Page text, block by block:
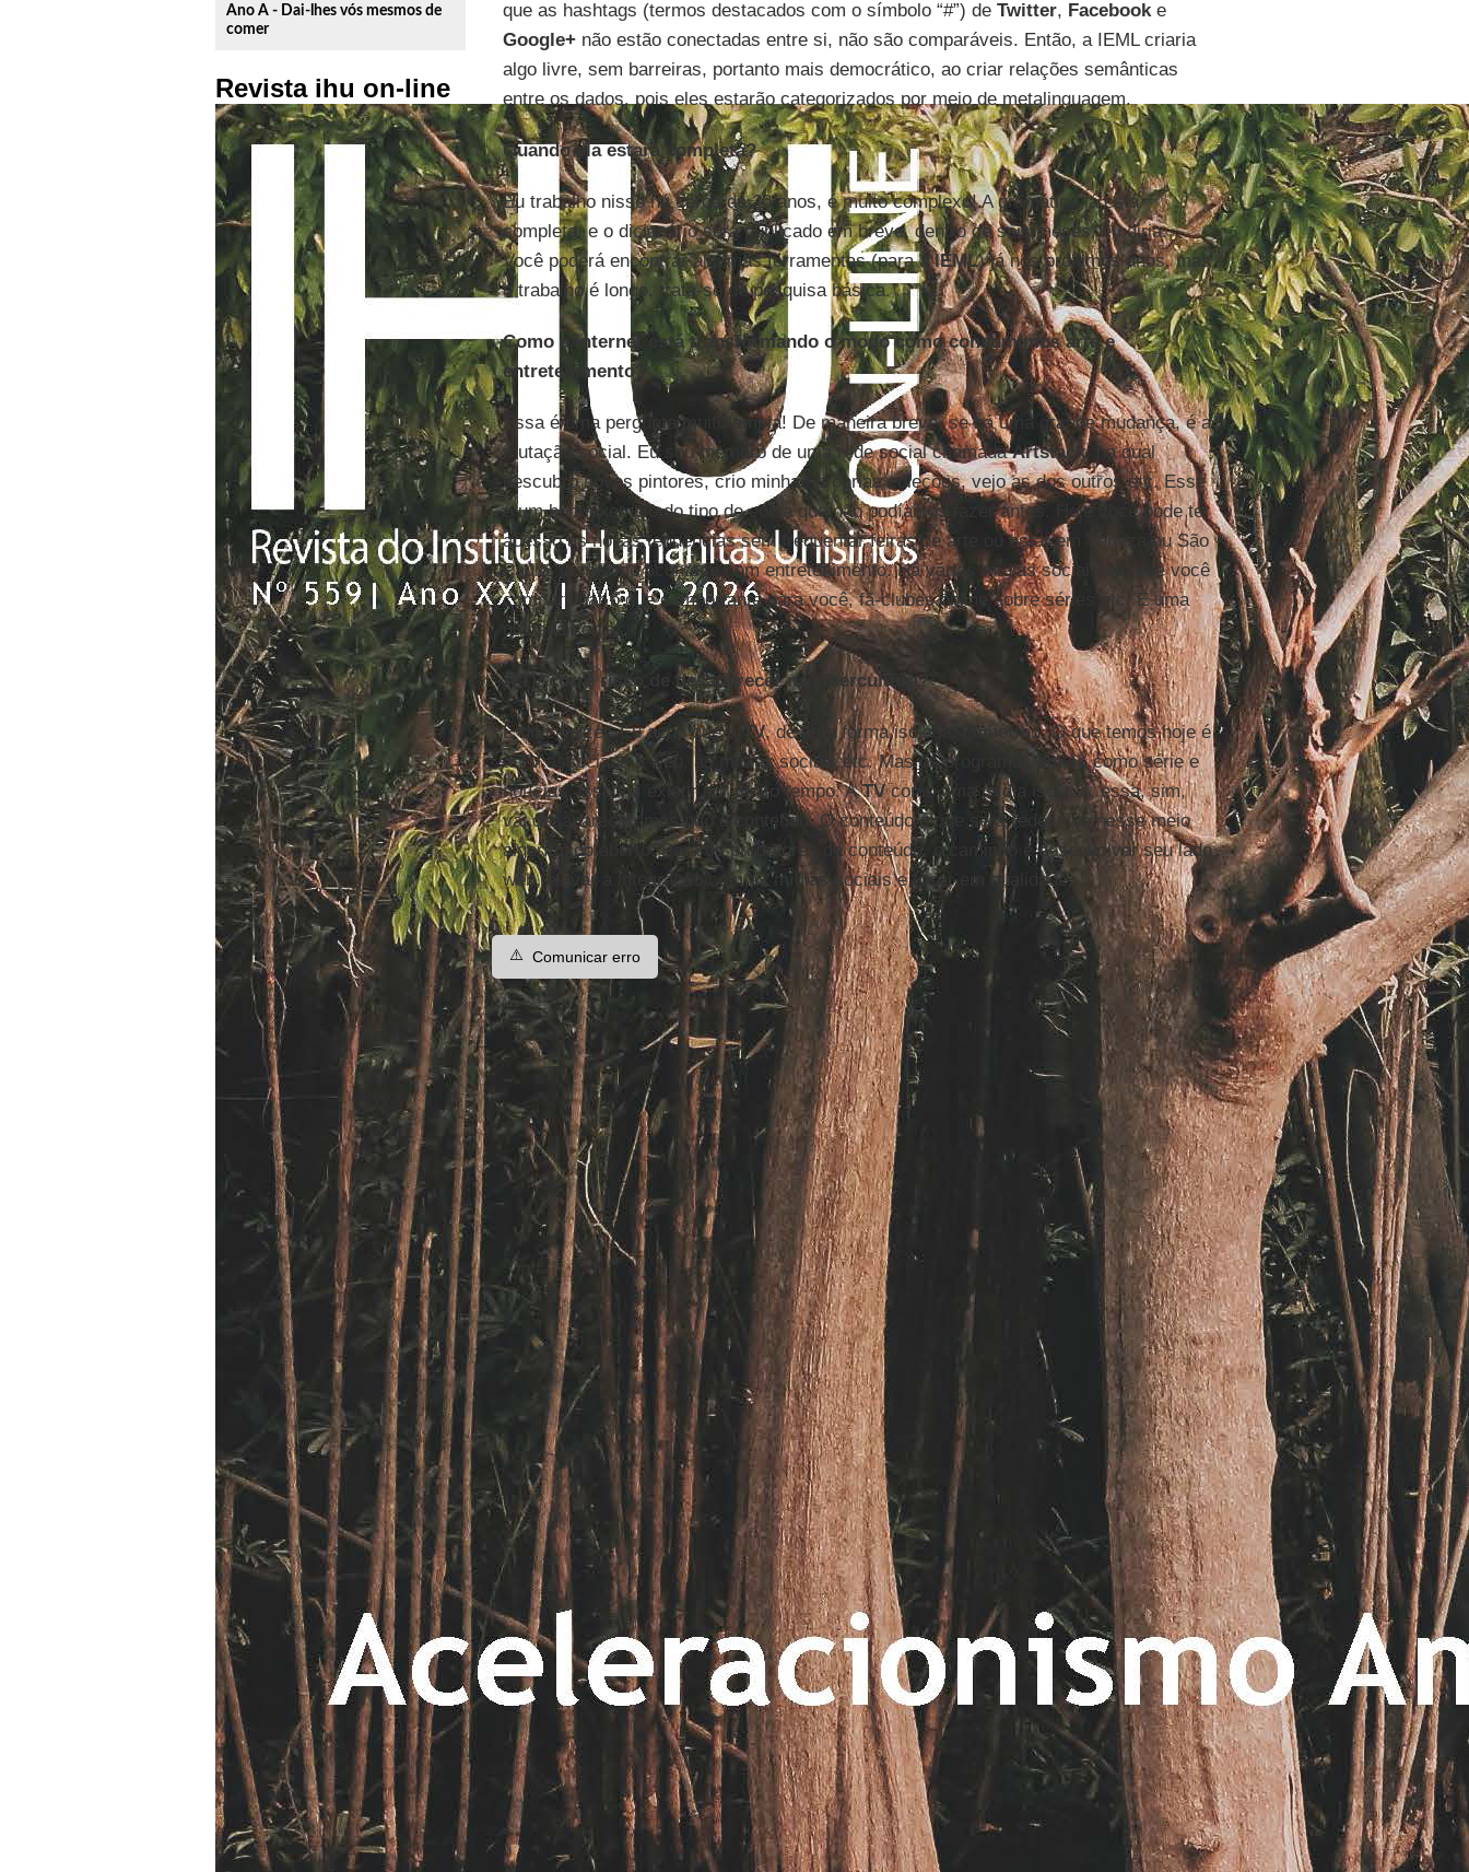
Ano A - Dai-lhes vós mesmos de
comer
Revista ihu on-line
que as hashtags (termos destacados com o símbolo “#”) de Twitter, Facebooke
Google+não estão conectadas entre si, não são comparáveis. Então, a IEML criaria
algo livre, sem barreiras, portanto mais democrático, ao criar relações semânticas
entre os dados, pois eles estarão categorizados por meio de metalinguagem.
Quando ela estará completa?
Eu trabalho nisso há cerca de 20 anos, é muito complexo! A gramática já está
completa, e o dicionário será publicado em breve, dentro de seis meses, eu diria.
Você poderá encontrar algumas ferramentas (para aIEML) já nos próximos anos, mas
o trabalho é longo, trata-se de pesquisa básica.
Como a internet está transformando o modo como consumimos arte e
entretenimento?
Essa é uma pergunta muito ampla! De maneira breve, se há uma grande mudança, é a
mutação social. Eu sou membro de uma rede social chamadaArtstack, na qual
descubro novos pintores, crio minhas próprias coleções, vejo as dos outros etc. Esse
é um bom exemplo do tipo de coisa que não podíamos fazer antes. Hoje você pode ter
acesso às novas tendências sem frequentar feiras de arte ou estar em Veneza ou São
Paulo. O mesmo acontece com entretenimento. Há várias mídias sociais em que você
compartilhar o que é importante para você, fã-clubes online sobre séries etc. É uma
guinada social.
A TV corre risco de desaparecer na cibercultura?
É difícil dizer. Eu acho que a TV, de uma forma isolada, já morreu. O que temos hoje é
aTVassociada à web, às mídias sociais etc. Mas os programas em si, como série e
notícias, isso vai existir por muito tempo. ATVcomo uma mídia isolada, essa, sim,
vai desaparecer, mas não o conteúdo. O conteúdo é que será redefinido nesse meio
algorítmico aberto. Para os produtores de conteúdo, o caminho é desenvolver seu lado
web, elevar a integração com as mídias sociais e focar em qualidade.
⚠️ Comunicar erro